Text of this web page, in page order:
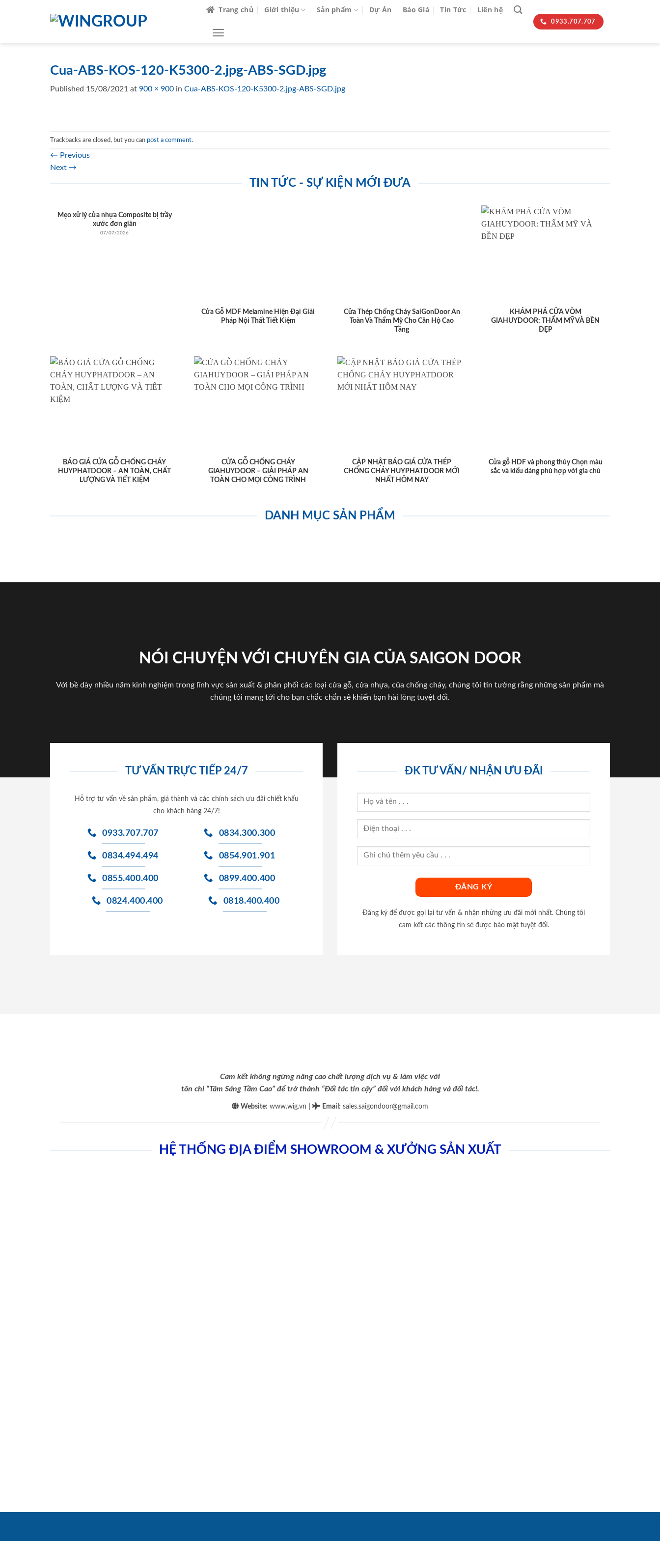
Trang chủ Giới thiệu Sản phẩm Dự Án Báo Giá Tin Tức Liên hệ
0933.707.707
Cua-ABS-KOS-120-K5300-2.jpg-ABS-SGD.jpg
Published 15/08/2021 at 900 × 900 in Cua-ABS-KOS-120-K5300-2.jpg-ABS-SGD.jpg
Trackbacks are closed, but you can post a comment.
← Previous
Next →
TIN TỨC - SỰ KIỆN MỚI ĐƯA
Mẹo xử lý cửa nhựa Composite bị trầy
xước đơn giản
07/07/2026
Cửa Gỗ MDF Melamine Hiện Đại Giải
Pháp Nội Thất Tiết Kiệm
Cửa Thép Chống Cháy SaiGonDoor An
Toàn Và Thẩm Mỹ Cho Căn Hộ Cao
Tầng
KHÁM PHÁ CỬA VÒM
GIAHUYDOOR: THẨM MỸ VÀ BỀN
ĐẸP
BÁO GIÁ CỬA GỖ CHỐNG CHÁY
HUYPHATDOOR – AN TOÀN, CHẤT
LƯỢNG VÀ TIẾT KIỆM
CỬA GỖ CHỐNG CHÁY
GIAHUYDOOR – GIẢI PHÁP AN
TOÀN CHO MỌI CÔNG TRÌNH
CẬP NHẬT BÁO GIÁ CỬA THÉP
CHỐNG CHÁY HUYPHATDOOR MỚI
NHẤT HÔM NAY
Cửa gỗ HDF và phong thủy Chọn màu
sắc và kiểu dáng phù hợp với gia chủ
DANH MỤC SẢN PHẨM
NÓI CHUYỆN VỚI CHUYÊN GIA CỦA SAIGON DOOR
Với bề dày nhiều năm kinh nghiệm trong lĩnh vực sản xuất & phân phối các loại cửa gỗ, cửa nhựa, của chống cháy, chúng tôi tin tưởng rằng những sản phẩm mà
chúng tôi mang tới cho bạn chắc chắn sẽ khiến bạn hài lòng tuyệt đối.
TƯ VẤN TRỰC TIẾP 24/7
Hỗ trợ tư vấn về sản phẩm, giá thành và các chính sách ưu đãi chiết khấu
cho khách hàng 24/7!
0933.707.707
0834.494.494
0855.400.400
0824.400.400
0834.300.300
0854.901.901
0899.400.400
0818.400.400
ĐK TƯ VẤN/ NHẬN ƯU ĐÃI
Đăng ký để được gọi lại tư vấn & nhận những ưu đãi mới nhất. Chúng tôi
cam kết các thông tin sẽ được bảo mật tuyệt đối.
Cam kết không ngừng nâng cao chất lượng dịch vụ & làm việc với
tôn chỉ “Tâm Sáng Tầm Cao” để trở thành “Đối tác tin cậy” đối với khách hàng và đối tác!.
Website: www.wig.vn Email : sales.saigondoor@gmail.com
HỆ THỐNG ĐỊA ĐIỂM SHOWROOM & XƯỞNG SẢN XUẤT